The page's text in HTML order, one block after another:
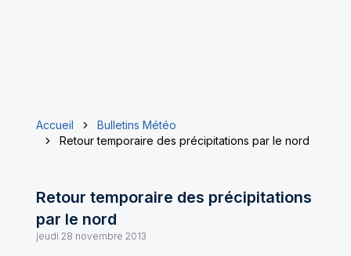
Accueil
Bulletins Météo
Retour temporaire des précipitations par le nord
Retour temporaire des précipitations
par le nord
jeudi 28 novembre 2013